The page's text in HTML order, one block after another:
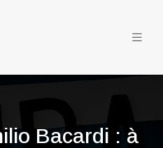
Bacardi : à